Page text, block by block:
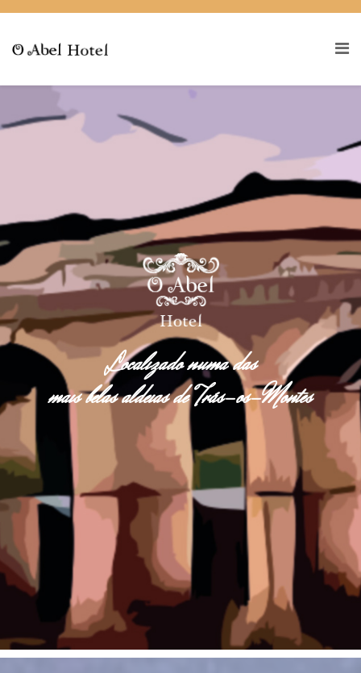
Localizado numa das
mais belas aldeias de Trás-os-Montes